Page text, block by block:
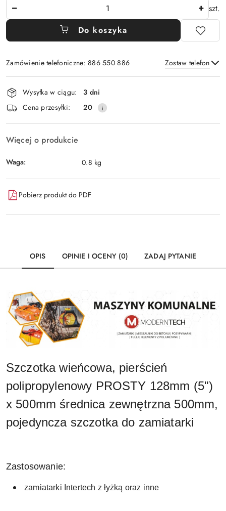
szt.
Do koszyka
Zamówienie telefoniczne: 886 550 886 Zostaw telefon
Wyślij
Dostępność
i
dostawa
Wysyłka w ciągu:
3 dni
Cena przesyłki:
20
Więcej o produkcie
Waga: 0.8 kg
Pobierz produkt do PDF
OPIS OPINIE I OCENY (0) ZADAJ PYTANIE
Szczotka wieńcowa, pierścień
polipropylenowy PROSTY 128mm (5")
x 500mm średnica zewnętrzna 500mm,
pojedyncza szczotka do zamiatarki
Zastosowanie:
zamiatarki Intertech z łyżką oraz inne